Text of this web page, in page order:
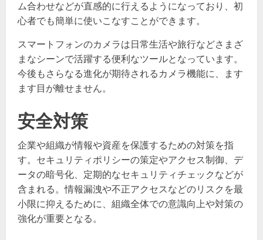
ム合わせなどが直感的に行えるようになっており、初
心者でも簡単に使いこなすことができます。
スマートフォンのカメラは日常生活や旅行などさまざ
まなシーンで活躍する便利なツールとなっています。
今後もさらなる進化が期待されるカメラ機能に、ます
ます目が離せません。
安全対策
企業や組織が情報や資産を保護するための対策を指
す。セキュリティポリシーの策定やアクセス制御、デ
ータの暗号化、定期的なセキュリティチェックなどが
含まれる。情報漏洩や不正アクセスなどのリスクを最
小限に抑えるために、組織全体での意識向上や対策の
強化が重要となる。